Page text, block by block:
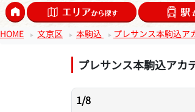
HOME 文京区 本駒込 プレサンス本駒込ア
プレサンス本駒込ア
1/8